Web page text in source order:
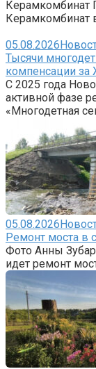
Керамкомбинат
05.08.2026
Тысячи
компенсации
С 2025 года
активной фазе
«Многодетная
05.08.2026
Ремонт моста в
Фото Анны
идет ремонт